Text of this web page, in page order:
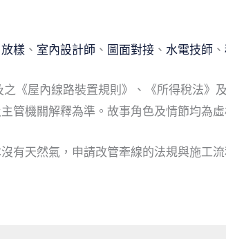
放樣 、 室內設計師 、 圖面對接 、水電技師 、
《屋內線路裝置規則》、《所得稅法》
管機關解釋為準。故事角色及情節均為
有天然氣，申請改管牽線的法規與施工流